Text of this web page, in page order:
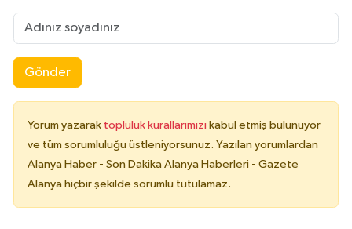
Gönder
Yorum yazarak topluluk kurallarımızı kabul etmiş bulunuyor
ve tüm sorumluluğu üstleniyorsunuz. Yazılan yorumlardan
Alanya Haber - Son Dakika Alanya Haberleri - Gazete
Alanya hiçbir şekilde sorumlu tutulamaz.